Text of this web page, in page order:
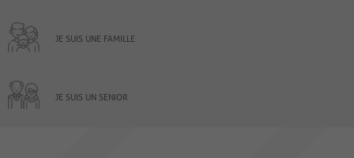
JE SUIS UNE FAMILLE
JE SUIS UN SENIOR